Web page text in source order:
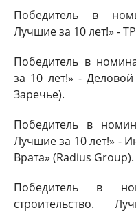
Победитель в
Лучшие за 10 лет!» -
Победитель в
за 10 лет!» -
Заречье).
Победитель в
Лучшие за 10 лет!» -
Врата» (Radius Group).
Победитель в